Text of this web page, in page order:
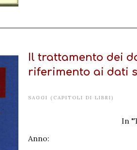
Il trattamento dei
riferimento ai dati
SAGGI (CAPITOLI DI LIBRI)
Anno:
In